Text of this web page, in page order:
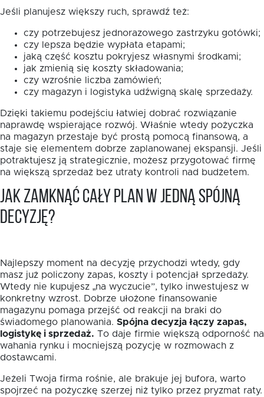
Jeśli planujesz większy ruch, sprawdź też:
czy potrzebujesz jednorazowego zastrzyku gotówki;
czy lepsza będzie wypłata etapami;
jaką część kosztu pokryjesz własnymi środkami;
jak zmienią się koszty składowania;
czy wzrośnie liczba zamówień;
czy magazyn i logistyka udźwigną skalę sprzedaży.
Dzięki takiemu podejściu łatwiej dobrać rozwiązanie
naprawdę wspierające rozwój. Właśnie wtedy pożyczka
na magazyn przestaje być prostą pomocą finansową, a
staje się elementem dobrze zaplanowanej ekspansji. Jeśli
potraktujesz ją strategicznie, możesz przygotować firmę
na większą sprzedaż bez utraty kontroli nad budżetem.
Jak zamknąć cały plan w jedną spójną
decyzję?
Najlepszy moment na decyzję przychodzi wtedy, gdy
masz już policzony zapas, koszty i potencjał sprzedaży.
Wtedy nie kupujesz „na wyczucie”, tylko inwestujesz w
konkretny wzrost. Dobrze ułożone finansowanie
magazynu pomaga przejść od reakcji na braki do
świadomego planowania. Spójna decyzja łączy zapas,
logistykę i sprzedaż. To daje firmie większą odporność na
wahania rynku i mocniejszą pozycję w rozmowach z
dostawcami.
Jeżeli Twoja firma rośnie, ale brakuje jej bufora, warto
spojrzeć na pożyczkę szerzej niż tylko przez pryzmat raty.